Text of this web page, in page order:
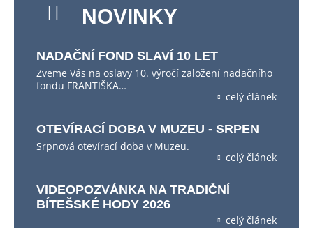
NOVINKY
NADAČNÍ FOND SLAVÍ 10 LET
Zveme Vás na oslavy 10. výročí založení nadačního
fondu FRANTIŠKA…
celý článek
OTEVÍRACÍ DOBA V MUZEU - SRPEN
Srpnová otevírací doba v Muzeu.
celý článek
VIDEOPOZVÁNKA NA TRADIČNÍ
BÍTEŠSKÉ HODY 2026
celý článek